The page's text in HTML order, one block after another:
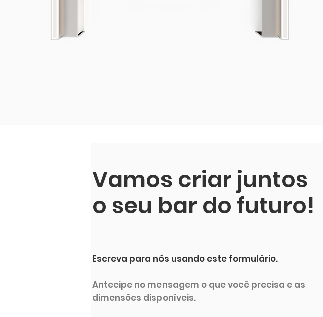
Vamos criar juntos
o seu bar do futuro!
Escreva para nós usando este formulário.
Antecipe no mensagem o que você precisa e as
dimensões disponíveis.